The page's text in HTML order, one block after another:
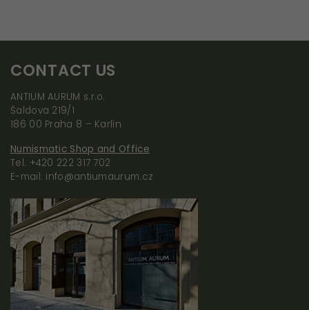
CONTACT US
ANTIUM AURUM s.r.o.
Šaldova 219/1
186 00 Praha 8 – Karlín
Numismatic Shop and Office
Tel. +420 222 317 702
E-mail: info@antiumaurum.cz